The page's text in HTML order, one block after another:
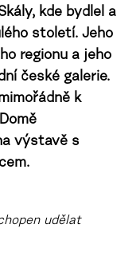
kde bydlel a
století. Jeho
regionu a jeho
české galerie.
k
výstavě s
udělat